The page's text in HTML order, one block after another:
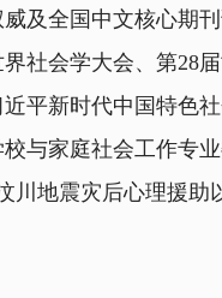
及全国中文核心期
社会学大会、第28
平新时代中国特色
家庭社会工作专业
川地震灾后心理援